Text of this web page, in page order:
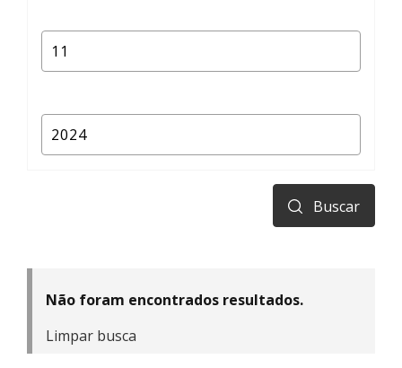
Buscar
Não foram encontrados resultados.
Limpar busca